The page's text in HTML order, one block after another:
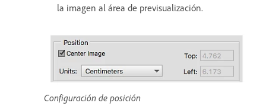
la imagen al área de previsualización.
Configuración de posición